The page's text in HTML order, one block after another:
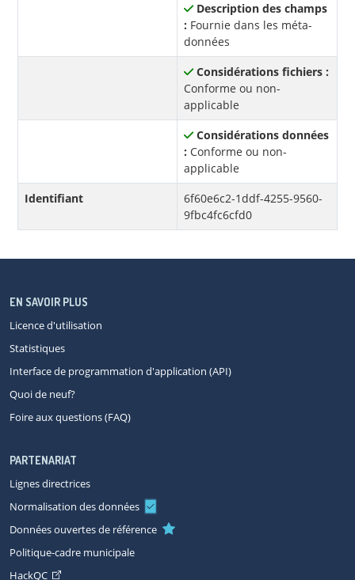
Description des champs
: Fournie dans les méta-
données
Considérations fichiers :
Conforme ou non-
applicable
Considérations données
: Conforme ou non-
applicable
Identifiant
6f60e6c2-1ddf-4255-9560-
9fbc4fc6cfd0
EN SAVOIR PLUS
Licence d'utilisation
Statistiques
Interface de programmation d'application (API)
Quoi de neuf?
Foire aux questions (FAQ)
PARTENARIAT
Lignes directrices
Normalisation des données
Données ouvertes de référence
Politique-cadre municipale
HackQC